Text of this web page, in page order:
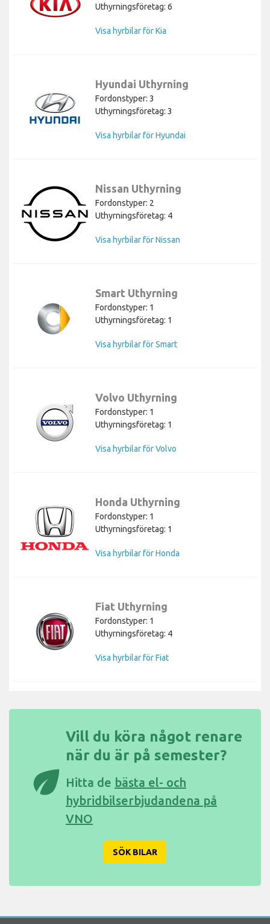
Uthyrningsföretag: 6
Visa hyrbilar för Kia
Hyundai Uthyrning
Fordonstyper: 3
Uthyrningsföretag: 3
Visa hyrbilar för Hyundai
Nissan Uthyrning
Fordonstyper: 2
Uthyrningsföretag: 4
Visa hyrbilar för Nissan
Smart Uthyrning
Fordonstyper: 1
Uthyrningsföretag: 1
Visa hyrbilar för Smart
Volvo Uthyrning
Fordonstyper: 1
Uthyrningsföretag: 1
Visa hyrbilar för Volvo
Honda Uthyrning
Fordonstyper: 1
Uthyrningsföretag: 1
Visa hyrbilar för Honda
Fiat Uthyrning
Fordonstyper: 1
Uthyrningsföretag: 4
Visa hyrbilar för Fiat
eco
Vill du köra något renare
när du är på semester?
Hitta de bästa el- och
hybridbilserbjudandena på
VNO
SÖK BILAR